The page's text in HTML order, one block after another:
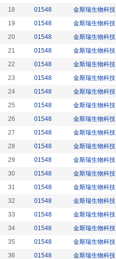
18
01548 金斯瑞生物科技
19
01548 金斯瑞生物科技
20
01548 金斯瑞生物科技
21
01548 金斯瑞生物科技
22
01548 金斯瑞生物科技
23
01548 金斯瑞生物科技
24
01548 金斯瑞生物科技
25
01548 金斯瑞生物科技
26
01548 金斯瑞生物科技
27
01548 金斯瑞生物科技
28
01548 金斯瑞生物科技
29
01548 金斯瑞生物科技
30
01548 金斯瑞生物科技
31
01548 金斯瑞生物科技
32
01548 金斯瑞生物科技
33
01548 金斯瑞生物科技
34
01548 金斯瑞生物科技
35
01548 金斯瑞生物科技
36
01548 金斯瑞生物科技